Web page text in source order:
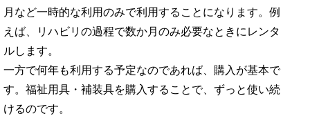
月など一時的な利用のみで利用することになります。例
えば、リハビリの過程で数か月のみ必要なときにレンタ
ルします。
一方で何年も利用する予定なのであれば、購入が基本で
す。福祉用具・補装具を購入することで、ずっと使い続
けるのです。